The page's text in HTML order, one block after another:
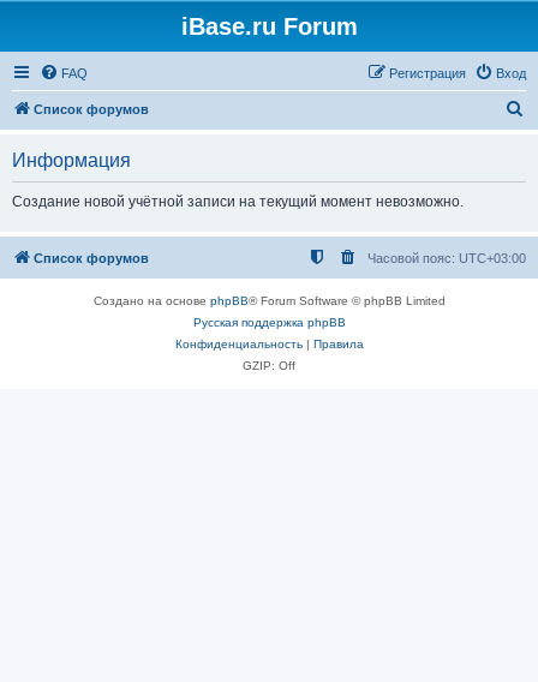
iBase.ru Forum
FAQ Вход
Регистрация
Список форумов
Информация
Создание новой учётной записи на текущий момент невозможно.
Список форумов Часовой пояс: UTC+03:00
Создано на основе phpBB® Forum Software © phpBB Limited
Русская поддержка phpBB
Конфиденциальность| Правила
GZIP: Off